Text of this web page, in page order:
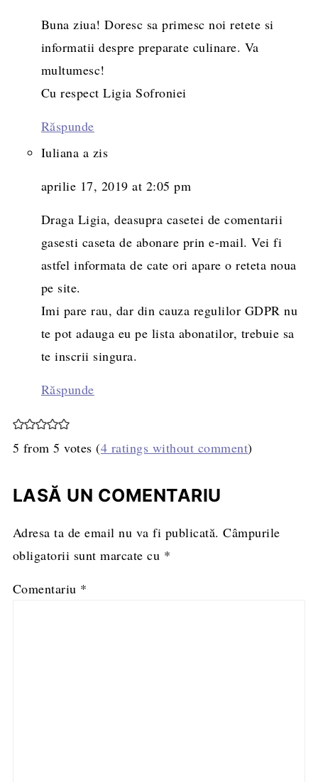
Buna ziua! Doresc sa primesc noi retete si
informatii despre preparate culinare. Va
multumesc!
Cu respect Ligia Sofroniei
Răspunde
Iuliana a zis
aprilie 17, 2019 at 2:05 pm
Draga Ligia, deasupra casetei de comentarii
gasesti caseta de abonare prin e-mail. Vei fi
astfel informata de cate ori apare o reteta noua
pe site.
Imi pare rau, dar din cauza regulilor GDPR nu
te pot adauga eu pe lista abonatilor, trebuie sa
te inscrii singura.
Răspunde
5 from 5 votes (4 ratings without comment)
LASĂ UN COMENTARIU
Adresa ta de email nu va fi publicată. Câmpurile
obligatorii sunt marcate cu *
Comentariu *